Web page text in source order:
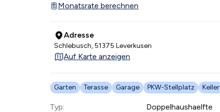
Monatsrate berechnen
Adresse
Schlebusch, 51375 Leverkusen
Auf Karte anzeigen
Garten Terasse Garage PKW-Stellplatz Keller
Typ:
Doppelhaushaelfte